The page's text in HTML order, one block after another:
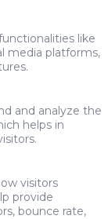
like
media platforms,
and analyze the
helps in
visitors
provide
bounce rate,